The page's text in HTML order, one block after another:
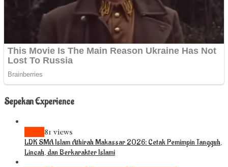
Sepekan Experience
81 views
LDK SMA Islam Athirah Makassar 2026: Cetak Pemimpin Tangguh,
Lincah, dan Berkarakter Islami